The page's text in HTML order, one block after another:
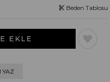
Beden Tablosu
YAZ